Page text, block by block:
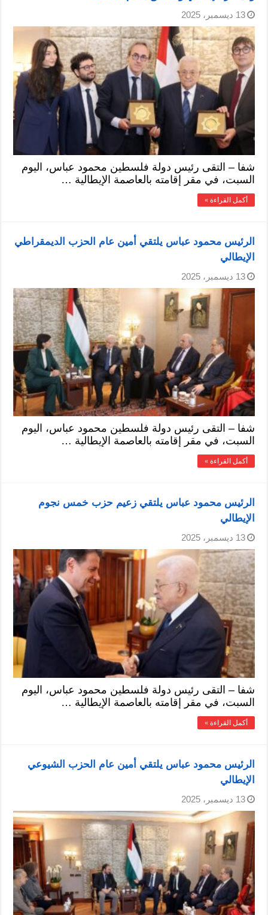
13 ديسمبر، 2025
شفا – التقى رئيس دولة فلسطين محمود عباس، اليوم
السبت، في مقر إقامته بالعاصمة الإيطالية …
أكمل القراءة »
الرئيس محمود عباس يلتقي أمين عام الحزب الديمقراطي
الإيطالي
13 ديسمبر، 2025
شفا – التقى رئيس دولة فلسطين محمود عباس، اليوم
السبت، في مقر إقامته بالعاصمة الإيطالية …
أكمل القراءة »
الرئيس محمود عباس يلتقي زعيم حزب خمس نجوم
الإيطالي
13 ديسمبر، 2025
شفا – التقى رئيس دولة فلسطين محمود عباس، اليوم
السبت، في مقر إقامته بالعاصمة الإيطالية …
أكمل القراءة »
الرئيس محمود عباس يلتقي أمين عام الحزب الشيوعي
الإيطالي
13 ديسمبر، 2025